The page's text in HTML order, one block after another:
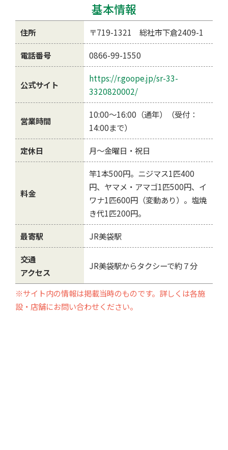
基本情報
住所 〒719-1321 総社市下倉2409-1
電話番号 0866-99-1550
公式サイト
https://r.goope.jp/sr-33-
3320820002/
営業時間
10:00～16:00（通年）（受付：
14:00まで）
定休日 月〜金曜日・祝日
料金
竿1本500円。ニジマス1匹400
円、ヤマメ・アマゴ1匹500円、イ
ワナ1匹600円（変動あり）。塩焼
き代1匹200円。
最寄駅 JR美袋駅
交通
アクセス
JR美袋駅からタクシーで約７分
※サイト内の情報は掲載当時のものです。詳しくは各施
設・店舗にお問い合わせください。